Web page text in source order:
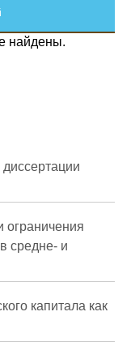
найдены.
средне- и
капитала как